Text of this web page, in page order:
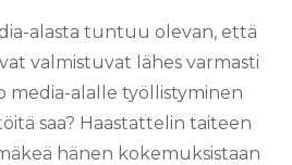
alasta tuntuu olevan, että
valmistuvat lähes varmasti
media-alalle työllistyminen
saa? Haastattelin taiteen
hänen kokemuksistaan